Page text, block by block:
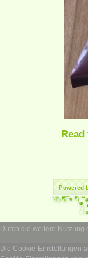
Powered
Durch die weitere Nutzung
Die Cookie-Einstellungen